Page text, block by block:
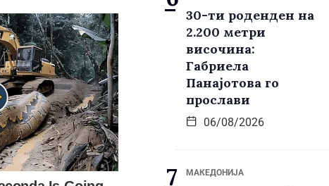
30-ти роденден на
2.200 метри
височина:
Габриела
Панајотова го
прослави
06/08/2026
МАКЕДОНИЈА